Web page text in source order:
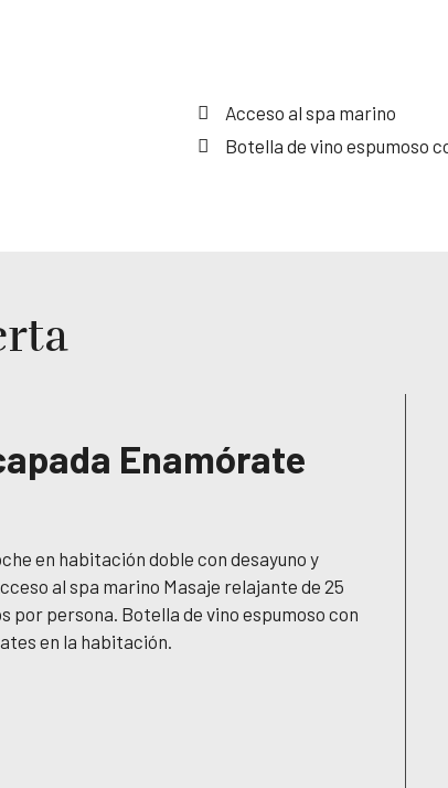
Acceso al spa marino
Botella de vino espumoso
Enamórate
en habitación doble con desayuno y
al spa marino Masaje relajante de 25
por persona. Botella de vino espumoso con
en la habitación.